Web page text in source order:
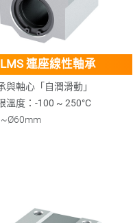
LMS 連座線性軸承
與軸心「自潤滑動」
溫度：-100 ~ 250°C